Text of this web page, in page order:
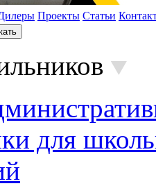
Проекты Статьи
для